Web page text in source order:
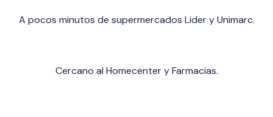
A pocos minutos de supermercados Lider y Unimarc.
Cercano al Homecenter y Farmacias.